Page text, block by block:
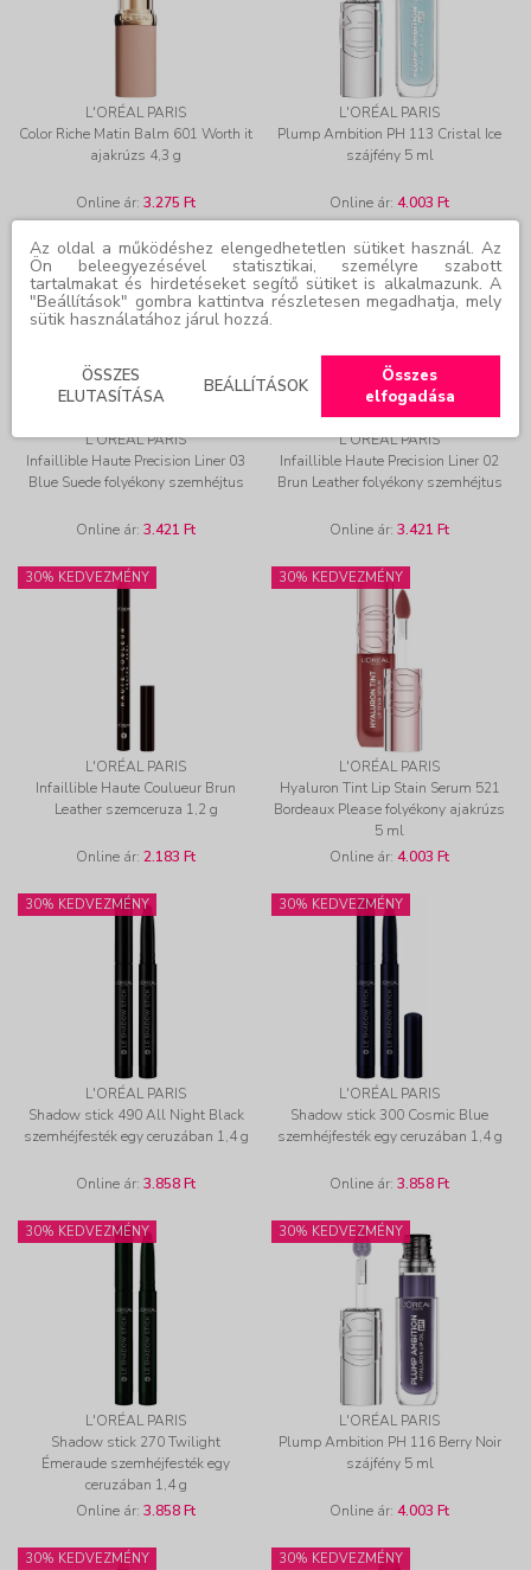
L'ORÉAL PARIS
Color Riche Matin Balm 601 Worth it
ajakrúzs 4,3 g
Online ár: 3.275 Ft
L'ORÉAL PARIS
Plump Ambition PH 113 Cristal Ice
szájfény 5 ml
Online ár: 4.003 Ft
30% KEDVEZMÉNY
L'ORÉAL PARIS
Infaillible Haute Precision Liner 03
Blue Suede folyékony szemhéjtus
Online ár: 3.421 Ft
30% KEDVEZMÉNY
L'ORÉAL PARIS
Infaillible Haute Precision Liner 02
Brun Leather folyékony szemhéjtus
Online ár: 3.421 Ft
30% KEDVEZMÉNY
L'ORÉAL PARIS
Infaillible Haute Coulueur Brun
Leather szemceruza 1,2 g
Online ár: 2.183 Ft
30% KEDVEZMÉNY
L'ORÉAL PARIS
Hyaluron Tint Lip Stain Serum 521
Bordeaux Please folyékony ajakrúzs
5 ml
Online ár: 4.003 Ft
30% KEDVEZMÉNY
L'ORÉAL PARIS
Shadow stick 490 All Night Black
szemhéjfesték egy ceruzában 1,4 g
Online ár: 3.858 Ft
30% KEDVEZMÉNY
L'ORÉAL PARIS
Shadow stick 300 Cosmic Blue
szemhéjfesték egy ceruzában 1,4 g
Online ár: 3.858 Ft
30% KEDVEZMÉNY
L'ORÉAL PARIS
Shadow stick 270 Twilight
Émeraude szemhéjfesték egy
ceruzában 1,4 g
Online ár: 3.858 Ft
30% KEDVEZMÉNY
L'ORÉAL PARIS
Plump Ambition PH 116 Berry Noir
szájfény 5 ml
Online ár: 4.003 Ft
30% KEDVEZMÉNY 30% KEDVEZMÉNY
Az oldal a működéshez elengedhetetlen sütiket használ. Az
Ön beleegyezésével statisztikai, személyre szabott
tartalmakat és hirdetéseket segítő sütiket is alkalmazunk. A
"Beállítások" gombra kattintva részletesen megadhatja, mely
sütik használatához járul hozzá.
ÖSSZES
ELUTASÍTÁSA
BEÁLLÍTÁSOK
Összes
elfogadása